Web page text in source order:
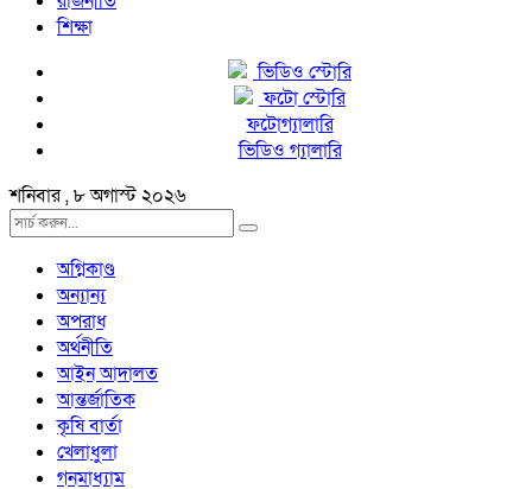
শিক্ষা
ভিডিও স্টোরি
ফটো স্টোরি
ফটোগ্যালারি
ভিডিও গ্যালারি
শনিবার , ৮ অগাস্ট ২০২৬
অগ্নিকাণ্ড
অন্যান্য
অপরাধ
অর্থনীতি
আইন আদালত
আন্তর্জাতিক
কৃষি বার্তা
খেলাধুলা
গনমাধ্যাম